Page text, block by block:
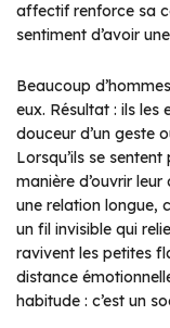
affectif renforce sa
sentiment d’avoir
Beaucoup
eux. Résultat : ils
douceur d’un geste
Lorsqu’ils se
manière d’ouvrir
une relation longue,
un fil invisible qui
ravivent les petites
distance
habitude : c’est un